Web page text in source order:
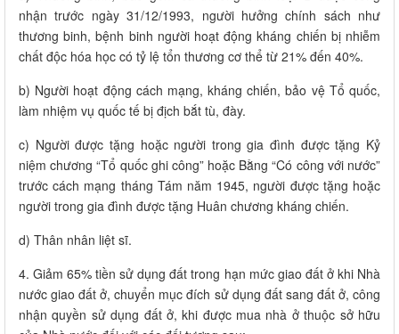
nhận trước ngày 31/12/1993, người hưởng chính sách như
thương binh, bệnh binh người hoạt động kháng chiến bị nhiễm
chất độc hóa học có tỷ lệ tổn thương cơ thể từ 21% đến 40%.
b) Người hoạt động cách mạng, kháng chiến, bảo vệ Tổ quốc,
làm nhiệm vụ quốc tế bị địch bắt tù, đày.
c) Người được tặng hoặc người trong gia đình được tặng Kỷ
niệm chương “Tổ quốc ghi công” hoặc Bằng “Có công với nước”
trước cách mạng tháng Tám năm 1945, người được tặng hoặc
người trong gia đình được tặng Huân chương kháng chiến.
d) Thân nhân liệt sĩ.
4. Giảm 65% tiền sử dụng đất trong hạn mức giao đất ở khi Nhà
nước giao đất ở, chuyển mục đích sử dụng đất sang đất ở, công
nhận quyền sử dụng đất ở, khi được mua nhà ở thuộc sở hữu